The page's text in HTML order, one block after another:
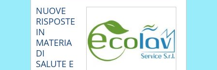
NUOVE
RISPOSTE
IN
MATERIA
DI
SALUTE E